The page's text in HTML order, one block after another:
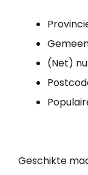
(Net)
Geschikte